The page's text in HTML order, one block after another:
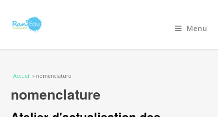
Menu
Vous êtes ici
Accueil » nomenclature
nomenclature